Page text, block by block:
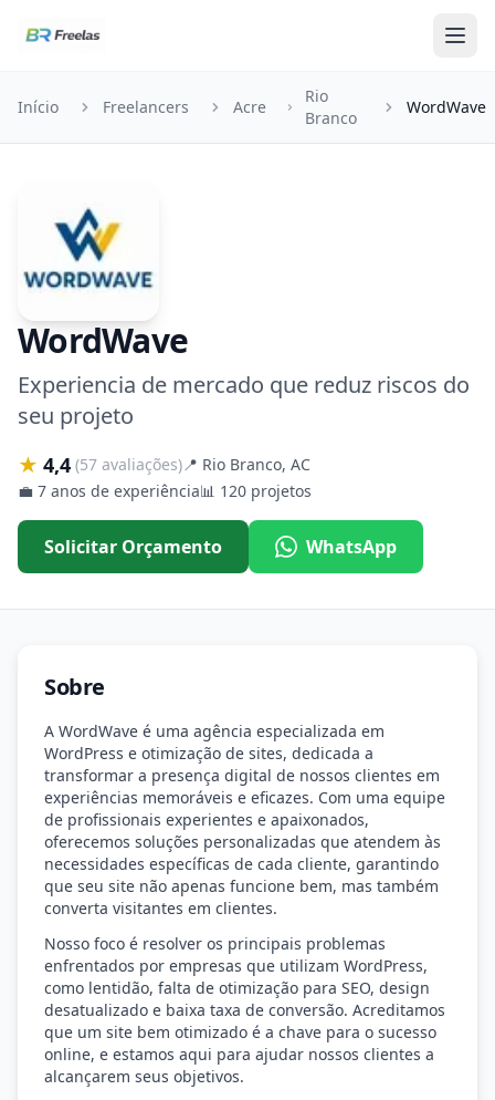
Início Freelancers Acre
Rio
Branco
WordWave
WordWave
Experiencia de mercado que reduz riscos do
seu projeto
★ 4,4 (57 avaliações)📍 Rio Branco, AC
💼 7 anos de experiência📊 120 projetos
Solicitar Orçamento WhatsApp
Sobre
A WordWave é uma agência especializada em
WordPress e otimização de sites, dedicada a
transformar a presença digital de nossos clientes em
experiências memoráveis e eficazes. Com uma equipe
de profissionais experientes e apaixonados,
oferecemos soluções personalizadas que atendem às
necessidades específicas de cada cliente, garantindo
que seu site não apenas funcione bem, mas também
converta visitantes em clientes.
Nosso foco é resolver os principais problemas
enfrentados por empresas que utilizam WordPress,
como lentidão, falta de otimização para SEO, design
desatualizado e baixa taxa de conversão. Acreditamos
que um site bem otimizado é a chave para o sucesso
online, e estamos aqui para ajudar nossos clientes a
alcançarem seus objetivos.